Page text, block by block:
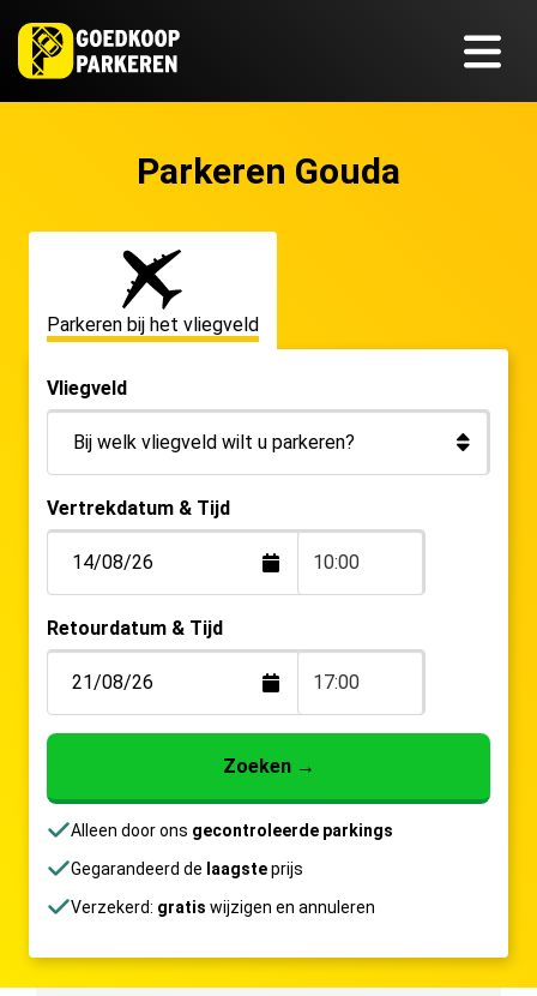
Parkeren Gouda
Parkeren bij het vliegveld
Vliegveld
Vertrekdatum & Tijd
10:00
Retourdatum & Tijd
17:00
Alleen door ons gecontroleerde parkings
Gegarandeerd de laagsteprijs
Verzekerd: gratis wijzigen en annuleren
Zoeken→